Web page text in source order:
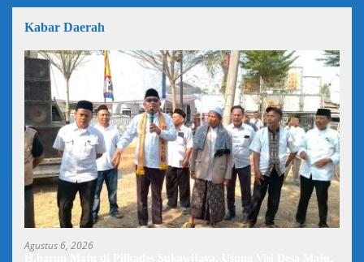
Kabar Daerah
Agustus 6, 2026